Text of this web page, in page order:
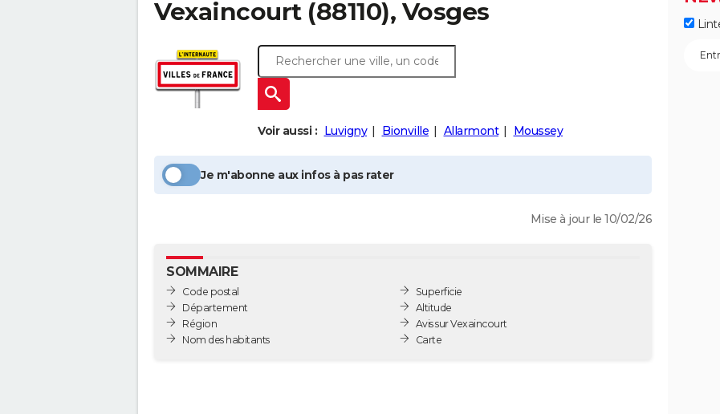
Vexaincourt(88110), Vosges
Voir aussi : Luvigny Bionville Allarmont Moussey
Je m'abonne aux infos à pas rater
Mise à jour le 10/02/26
SOMMAIRE
Code postal
Département
Région
Nom des habitants
Superficie
Altitude
Avis sur Vexaincourt
Carte